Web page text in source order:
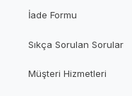
İade Formu
Sıkça Sorulan Sorular
Müşteri Hizmetleri